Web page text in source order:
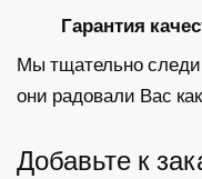
Гарантия
Мы тщательно
они радовали Вас
Добавьте к